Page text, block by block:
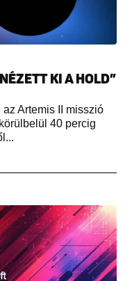
KI A HOLD”
Artemis II misszió
40 percig